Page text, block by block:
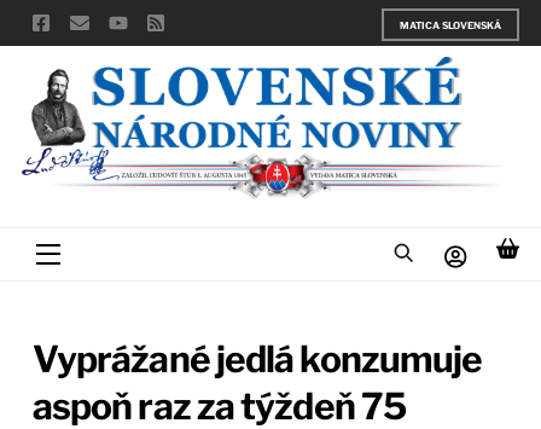
Skip
to
content
MATICA SLOVENSKÁ
Menu
Vyprážané jedlá konzumuje
aspoň raz za týždeň 75